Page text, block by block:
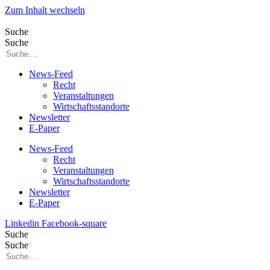
Zum Inhalt wechseln
Suche
Suche
News-Feed
Recht
Veranstaltungen
Wirtschaftsstandorte
Newsletter
E-Paper
News-Feed
Recht
Veranstaltungen
Wirtschaftsstandorte
Newsletter
E-Paper
Linkedin Facebook-square
Suche
Suche